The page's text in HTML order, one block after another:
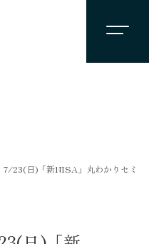
7/23(日)「新NISA」丸わかりセミ